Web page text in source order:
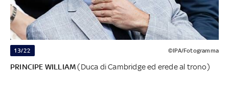
13/22 ©IPA/Fotogramma
PRINCIPE WILLIAM(Duca di Cambridge ed erede al trono)